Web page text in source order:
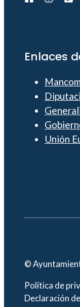
Enlaces
Unión
©
Política de
Declaración